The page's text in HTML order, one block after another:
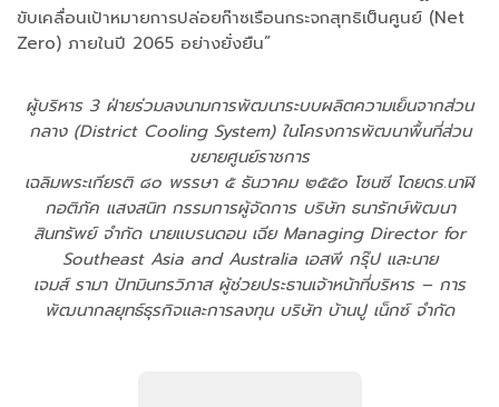
ขับเคลื่อนเป้าหมายการปล่อยก๊าซเรือนกระจกสุทธิเป็นศูนย์ (Net
Zero) ภายในปี 2065 อย่างยั่งยืน”
ผู้บริหาร 3 ฝ่ายร่วมลงนามการพัฒนาระบบผลิตความเย็นจากส่วน
กลาง (District Cooling System) ในโครงการพัฒนาพื้นที่ส่วน
ขยายศูนย์ราชการ
เฉลิมพระเกียรติ ๘๐ พรรษา ๕ ธันวาคม ๒๕๕๐ โซนซี โดยดร.นาฬิ
กอติภัค แสงสนิท กรรมการผู้จัดการ บริษัท ธนารักษ์พัฒนา
สินทรัพย์ จำกัด นายแบรนดอน เฉีย Managing Director for
Southeast Asia and Australia เอสพี กรุ๊ป และนาย
เจมส์ รามา ปัทมินทรวิภาส ผู้ช่วยประธานเจ้าหน้าที่บริหาร – การ
พัฒนากลยุทธ์ธุรกิจและการลงทุน บริษัท บ้านปู เน็กซ์ จำกัด